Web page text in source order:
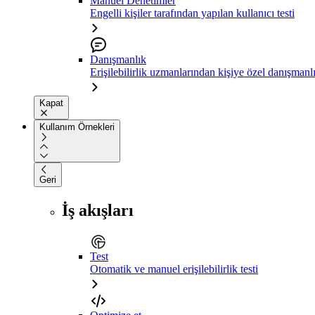
Engelli kişiler tarafından yapılan kullanıcı testi
Danışmanlık
Erişilebilirlik uzmanlarından kişiye özel
Kapat
Kullanım Örnekleri
Geri
İş akışları
Test
Otomatik ve manuel erişilebilirlik testi